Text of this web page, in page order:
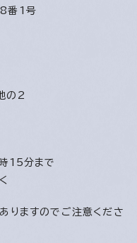
番1号
の2
15分まで
りますのでご注意くださ